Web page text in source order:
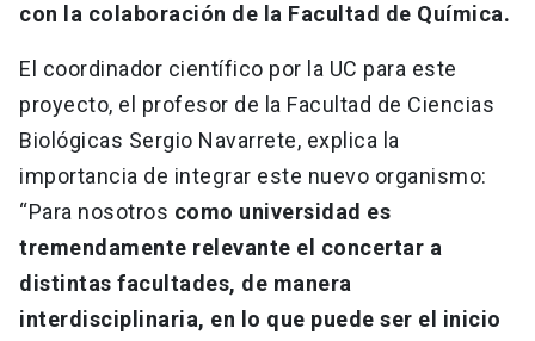
con la colaboración de la Facultad de Química.
El coordinador científico por la UC para este
proyecto, el profesor de la Facultad de Ciencias
Biológicas Sergio Navarrete, explica la
importancia de integrar este nuevo organismo:
“Para nosotros como universidad es
tremendamente relevante el concertar a
distintas facultades, de manera
interdisciplinaria, en lo que puede ser el inicio